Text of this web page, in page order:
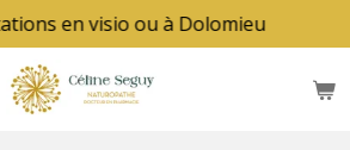
en visio ou à Dolomieu